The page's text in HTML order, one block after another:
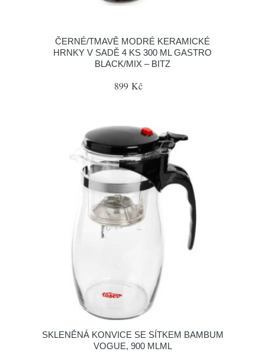
ČERNÉ/TMAVĚ MODRÉ KERAMICKÉ
HRNKY V SADĚ 4 KS 300 ML GASTRO
BLACK/MIX – BITZ
899 Kč
SKLENĚNÁ KONVICE SE SÍTKEM BAMBUM
VOGUE, 900 MLML